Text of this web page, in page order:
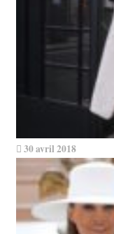
30 avril 2018